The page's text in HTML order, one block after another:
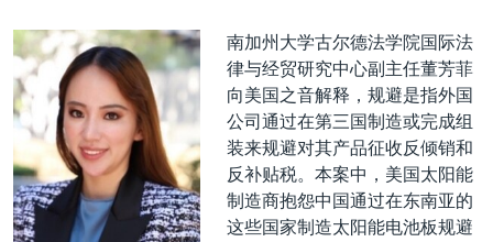
南加州大学古尔德法学院国际法
律与经贸研究中心副主任董芳菲
向美国之音解释，规避是指外国
公司通过在第三国制造或完成组
装来规避对其产品征收反倾销和
反补贴税。本案中，美国太阳能
制造商抱怨中国通过在东南亚的
这些国家制造太阳能电池板规避